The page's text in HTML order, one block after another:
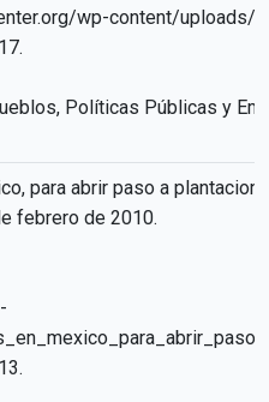
wp-content/
Políticas Públicas y
para abrir paso a
febrero de 2010.